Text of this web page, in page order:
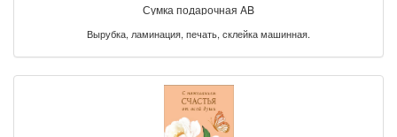
Сумка подарочная AB
Вырубка, ламинация, печать, склейка машинная.